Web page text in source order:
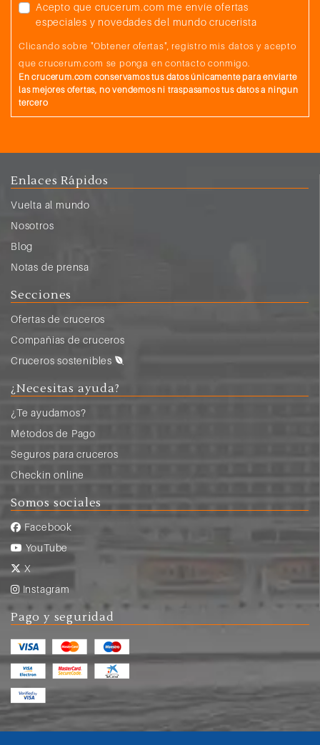
Acepto que crucerum.com me envíe ofertas
especiales y novedades del mundo crucerista
Clicando sobre "Obtener ofertas", registro mis datos y acepto
que crucerum.com se ponga en contacto conmigo.
En crucerum.com conservamos tus datos únicamente para enviarte
las mejores ofertas, no vendemos ni traspasamos tus datos a ningun
tercero
Enlaces Rápidos
Vuelta al mundo
Nosotros
Blog
Notas de prensa
Secciones
Ofertas de cruceros
Compañias de cruceros
Cruceros sostenibles
¿Necesitas ayuda?
¿Te ayudamos?
Métodos de Pago
Seguros para cruceros
Checkin online
Somos sociales
Facebook
YouTube
X
Instagram
Pago y seguridad